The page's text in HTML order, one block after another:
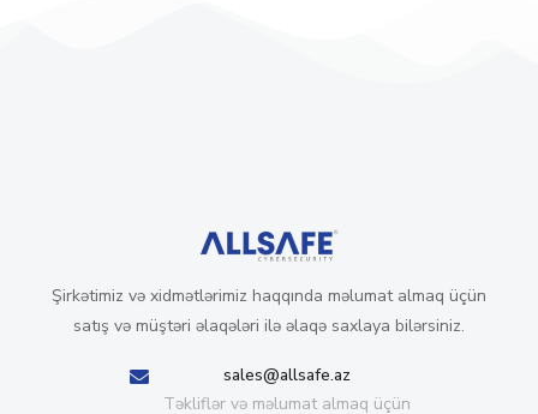
Şirkətimiz və xidmətlərimiz haqqında məlumat almaq üçün
satış və müştəri əlaqələri ilə əlaqə saxlaya bilərsiniz.
sales@allsafe.az
Təkliflər və məlumat almaq üçün